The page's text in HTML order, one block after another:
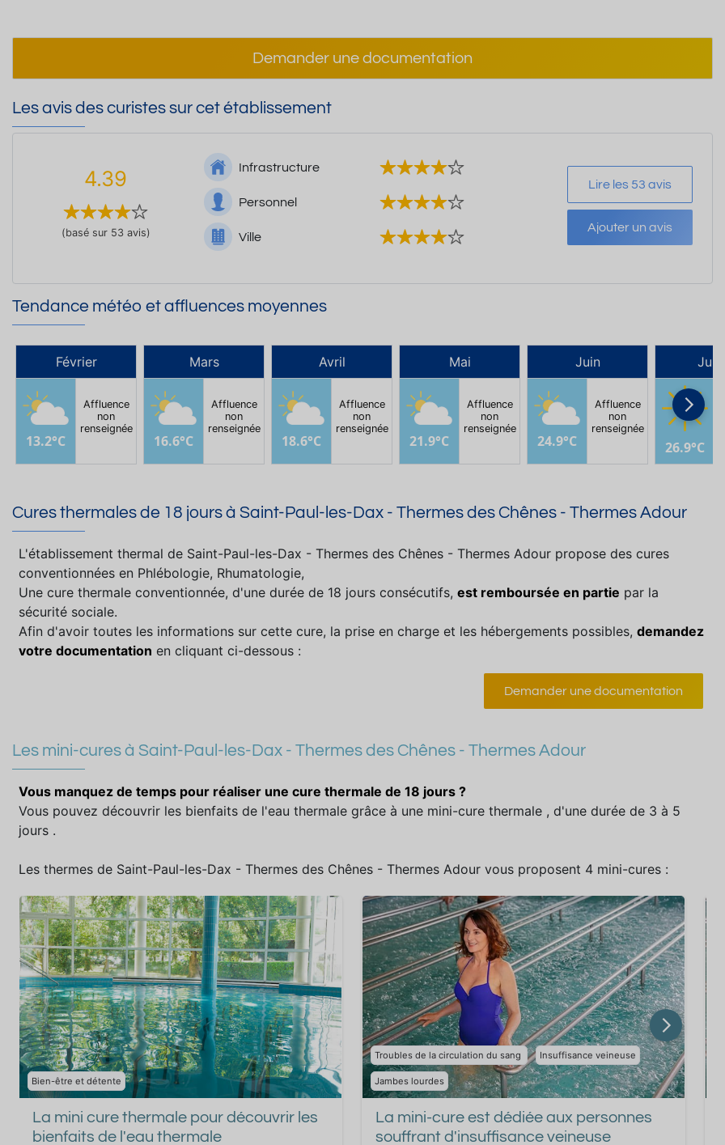
Demander une documentation
Les avis des curistes sur cet établissement
4.39
(basé sur 53 avis)
Infrastructure
Personnel
Ville
Lire les 53 avis
Ajouter un avis
Tendance météo et affluences moyennes
Février
13.2°C
Affluence
non
renseignée
Mars
16.6°C
Affluence
non
renseignée
Avril
18.6°C
Affluence
non
renseignée
Mai
21.9°C
Affluence
non
renseignée
Juin
24.9°C
Affluence
non
renseignée
Juillet
26.9°C
Cures thermales de 18 jours à Saint-Paul-les-Dax - Thermes des Chênes - Thermes Adour
L'établissement thermal de Saint-Paul-les-Dax - Thermes des Chênes - Thermes Adour propose des cures
conventionnées en Phlébologie, Rhumatologie,
Une cure thermale conventionnée, d'une durée de 18 jours consécutifs, est remboursée en partie par la
sécurité sociale.
Afin d'avoir toutes les informations sur cette cure, la prise en charge et les hébergements possibles, demandez
votre documentation en cliquant ci-dessous :
Demander une documentation
Les mini-cures à Saint-Paul-les-Dax - Thermes des Chênes - Thermes Adour
Vous manquez de temps pour réaliser une cure thermale de 18 jours ?
Vous pouvez découvrir les bienfaits de l'eau thermale grâce à une mini-cure thermale , d'une durée de 3 à 5
jours .
Les thermes de Saint-Paul-les-Dax - Thermes des Chênes - Thermes Adour vous proposent 4 mini-cures :
Bien-être et détente
La mini cure thermale pour découvrir les
bienfaits de l'eau thermale
Troubles de la circulation du sang Insuffisance veineuse
Jambes lourdes
La mini-cure est dédiée aux personnes
souffrant d'insuffisance veineuse